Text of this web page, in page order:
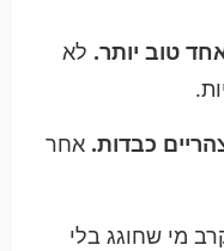
טוב יותר. לא
כבדות. אחר
מי שחוגג בלי